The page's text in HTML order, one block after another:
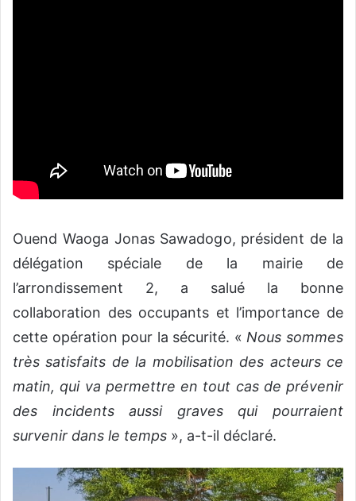
Ouend Waoga Jonas Sawadogo, président de la
délégation spéciale de la mairie de
l’arrondissement 2, a salué la bonne
collaboration des occupants et l’importance de
cette opération pour la sécurité. « Nous sommes
très satisfaits de la mobilisation des acteurs ce
matin, qui va permettre en tout cas de prévenir
des incidents aussi graves qui pourraient
survenir dans le temps », a-t-il déclaré.